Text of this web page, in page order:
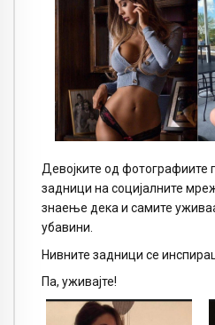
Девојките од фотографиите
задници на социјалните
знаење дека и самите
убавини.
Нивните задници се
Па, уживајте!